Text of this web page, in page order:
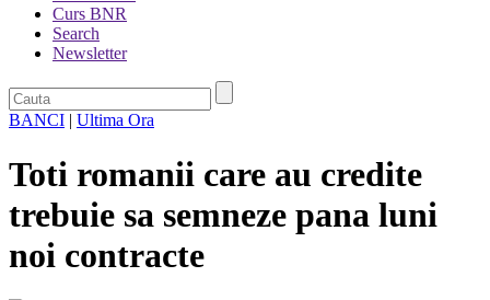
Curs BNR
Search
Newsletter
BANCI | Ultima Ora
Toti romanii care au credite
trebuie sa semneze pana luni
noi contracte